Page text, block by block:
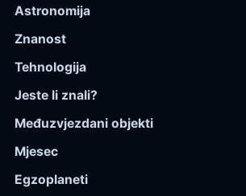
Astronomija
Znanost
Tehnologija
Jeste li znali?
Međuzvjezdani objekti
Mjesec
Egzoplaneti